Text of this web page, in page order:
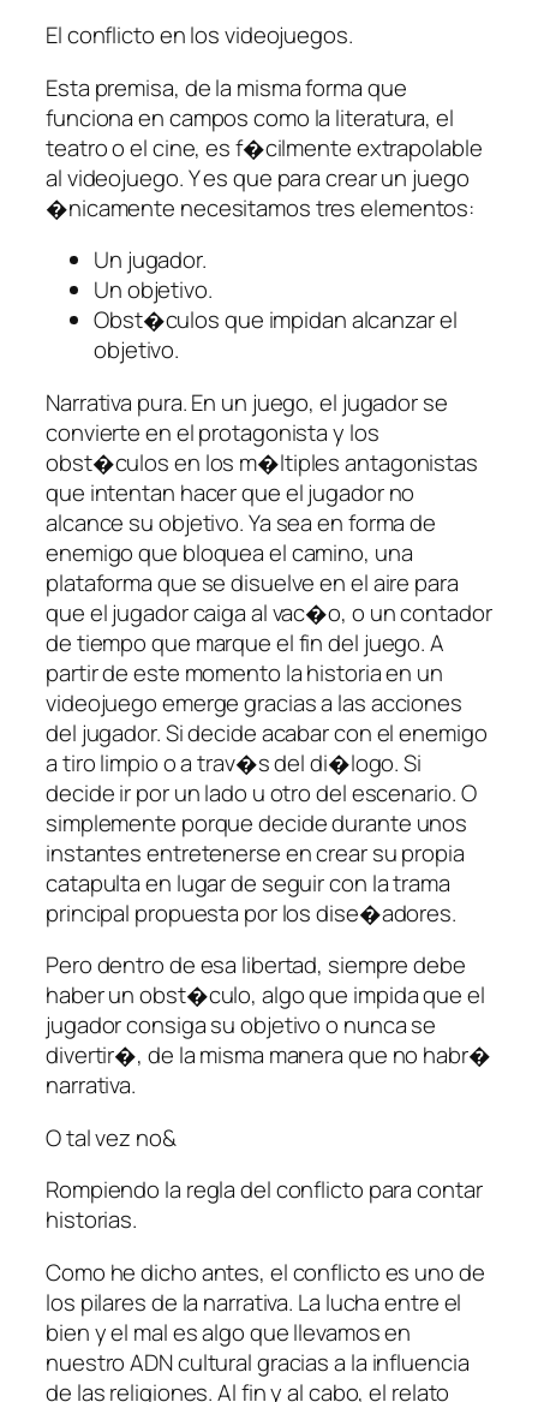
El conflicto en los videojuegos.
Esta premisa, de la misma forma que
funciona en campos como la literatura, el
teatro o el cine, es f�cilmente extrapolable
al videojuego. Y es que para crear un juego
�nicamente necesitamos tres elementos:
Un jugador.
Un objetivo.
Obst�culos que impidan alcanzar el
objetivo.
Narrativa pura. En un juego, el jugador se
convierte en el protagonista y los
obst�culos en los m�ltiples antagonistas
que intentan hacer que el jugador no
alcance su objetivo. Ya sea en forma de
enemigo que bloquea el camino, una
plataforma que se disuelve en el aire para
que el jugador caiga al vac�o, o un contador
de tiempo que marque el fin del juego. A
partir de este momento la historia en un
videojuego emerge gracias a las acciones
del jugador. Si decide acabar con el enemigo
a tiro limpio o a trav�s del di�logo. Si
decide ir por un lado u otro del escenario. O
simplemente porque decide durante unos
instantes entretenerse en crear su propia
catapulta en lugar de seguir con la trama
principal propuesta por los dise�adores.
Pero dentro de esa libertad, siempre debe
haber un obst�culo, algo que impida que el
jugador consiga su objetivo o nunca se
divertir�, de la misma manera que no habr�
narrativa.
O tal vez no&
Rompiendo la regla del conflicto para contar
historias.
Como he dicho antes, el conflicto es uno de
los pilares de la narrativa. La lucha entre el
bien y el mal es algo que llevamos en
nuestro ADN cultural gracias a la influencia
de las religiones. Al fin y al cabo, el relato